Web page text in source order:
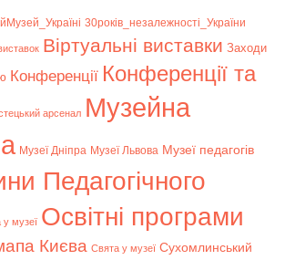
30років_незалежності_України
Віртуальні виставки Заходи
Конференції Конференції та
арсенал Музейна
Музеї Дніпра Музеї Львова Музеї педагогів
Педагогічного
у музеї Освітні програми
Києва Свята у музеї Сухомлинський